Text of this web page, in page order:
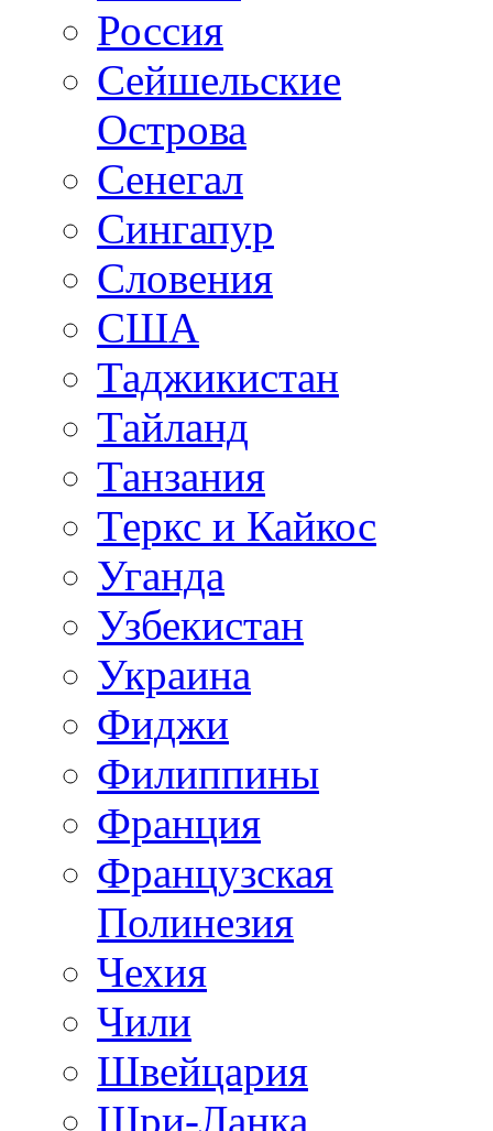
Россия
Сейшельские
Острова
Сенегал
Сингапур
Словения
США
Таджикистан
Тайланд
Танзания
Теркс и Кайкос
Уганда
Узбекистан
Украина
Фиджи
Филиппины
Франция
Французская
Полинезия
Чехия
Чили
Швейцария
Шри-Ланка